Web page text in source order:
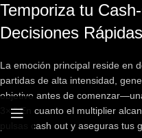
Temporiza tu
Decisiones Rápidas
La emoción principal reside en
partidas de alta intensidad,
objetivo antes de
3×.” En cuanto el multiplier
pulsas cash out y aseguras tus